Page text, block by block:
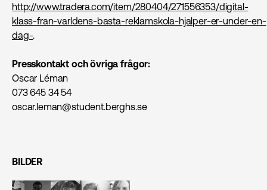
http://www.tradera.com/item/280404/271556353/digital-
klass-fran-varldens-basta-reklamskola-hjalper-er-under-en-
dag-.
Presskontakt och övriga frågor:
Oscar Léman
073 645 34 54
oscar.leman@student.berghs.se
BILDER